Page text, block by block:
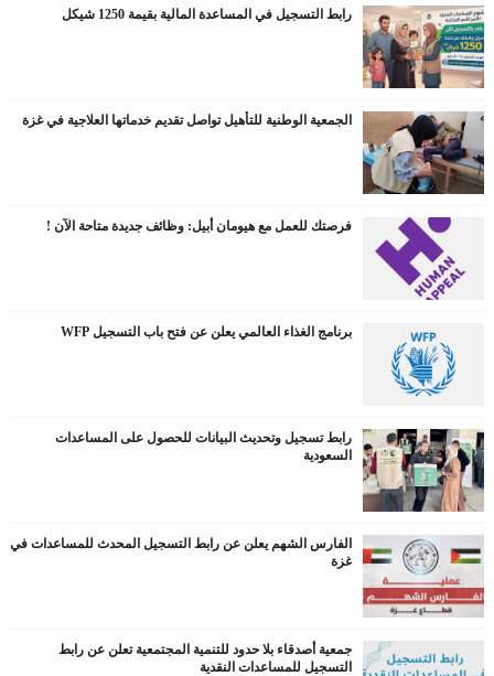
رابط التسجيل في المساعدة المالية بقيمة 1250 شيكل
الجمعية الوطنية للتأهيل تواصل تقديم خدماتها العلاجية في غزة
فرصتك للعمل مع هيومان أبيل: وظائف جديدة متاحة الآن !
برنامج الغذاء العالمي يعلن عن فتح باب التسجيل WFP
رابط تسجيل وتحديث البيانات للحصول على المساعدات
السعودية
الفارس الشهم يعلن عن رابط التسجيل المحدث للمساعدات في
غزة
جمعية أصدقاء بلا حدود للتنمية المجتمعية تعلن عن رابط
التسجيل للمساعدات النقدية